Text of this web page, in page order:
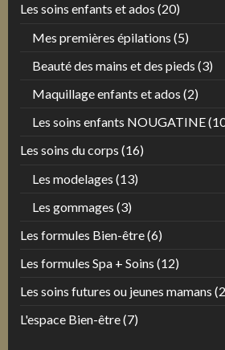
Les soins enfants et ados (20)
Mes premières épilations (5)
Beauté des mains et des pieds (3)
Maquillage enfants et ados (2)
Les soins enfants NOUGATINE
Les soins du corps (16)
Les modelages (13)
Les gommages (3)
Les formules Bien-être(6)
Les formules Spa + Soins (12)
Les soins futures ou jeunes mamans
L'espace Bien-être(7)